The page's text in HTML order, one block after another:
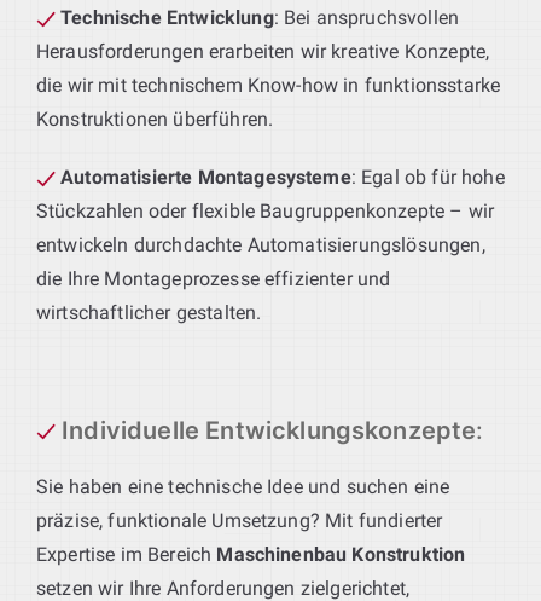
Technische Entwicklung: Bei anspruchsvollen
Herausforderungen erarbeiten wir kreative Konzepte,
die wir mit technischem Know-how in funktionsstarke
Konstruktionen überführen.
Automatisierte Montagesysteme: Egal ob für hohe
Stückzahlen oder flexible Baugruppenkonzepte – wir
entwickeln durchdachte Automatisierungslösungen,
die Ihre Montageprozesse effizienter und
wirtschaftlicher gestalten.
Individuelle Entwicklungskonzepte:
Sie haben eine technische Idee und suchen eine
präzise, funktionale Umsetzung? Mit fundierter
Expertise im Bereich Maschinenbau Konstruktion
setzen wir Ihre Anforderungen zielgerichtet,